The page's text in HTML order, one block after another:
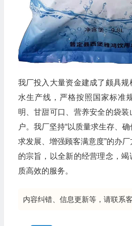
我厂投入大量资金建成了颇具
水生产线，严格按照国家标准
明、甘甜可口、营养安全的袋
户。我厂坚持“以质量求生存、
求发展、增强顾客满意度”的办
的宗旨，以全新的经营理念，
质高效的服务。
内容纠错、信息更新等，请联系